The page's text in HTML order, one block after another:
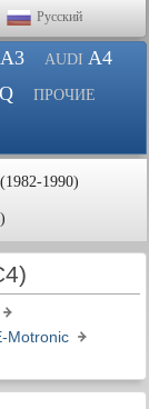
Русский
A3 AUDI A4
Q ПРОЧИЕ
(1982-1990)
Motronic